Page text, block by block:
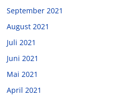
September 2021
August 2021
Juli 2021
Juni 2021
Mai 2021
April 2021